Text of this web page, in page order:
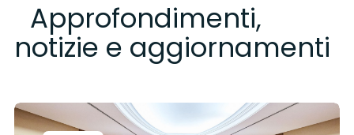
Approfondimenti,
notizie e aggiornamenti